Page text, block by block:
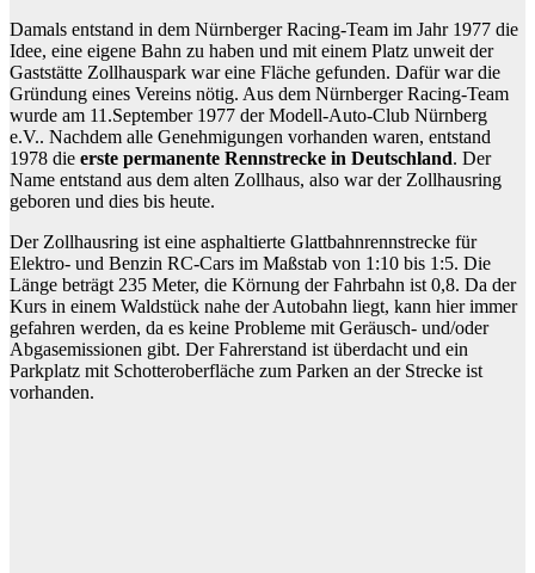
Damals entstand in dem Nürnberger Racing-Team im Jahr 1977 die
Idee, eine eigene Bahn zu haben und mit einem Platz unweit der
Gaststätte Zollhauspark war eine Fläche gefunden. Dafür war die
Gründung eines Vereins nötig. Aus dem Nürnberger Racing-Team
wurde am 11.September 1977 der Modell-Auto-Club Nürnberg
e.V.. Nachdem alle Genehmigungen vorhanden waren, entstand
1978 die erste permanente Rennstrecke in Deutschland. Der
Name entstand aus dem alten Zollhaus, also war der Zollhausring
geboren und dies bis heute.
Der Zollhausring ist eine asphaltierte Glattbahnrennstrecke für
Elektro- und Benzin RC-Cars im Maßstab von 1:10 bis 1:5. Die
Länge beträgt 235 Meter, die Körnung der Fahrbahn ist 0,8. Da der
Kurs in einem Waldstück nahe der Autobahn liegt, kann hier immer
gefahren werden, da es keine Probleme mit Geräusch- und/oder
Abgasemissionen gibt. Der Fahrerstand ist überdacht und ein
Parkplatz mit Schotteroberfläche zum Parken an der Strecke ist
vorhanden.